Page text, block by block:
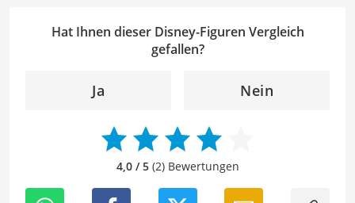
Klarheit, Verständlichkeit und stilistische Korrektheit zu
überprüfen. Mein Ziel ist es dabei, die Qualität und den
angenehme Leseerfahrung zu bieten. Durch meine
beitragen, dass die Inhalte unserer Redaktion optimal
präsentiert werden und ihre volle Wirkung entfalten.
Hat Ihnen dieser Disney-Figuren Vergleich
gefallen?
Ja Nein
4,0 / 5(2) Bewertungen